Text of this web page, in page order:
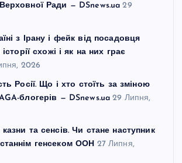
Ради — DSnews.ua 29
з Ірану і фейк від посадовця
історії схожі і як на них грає
2026
Росії. Що і хто стоїть за зміною
блогерів — DSnews.ua 29 Липня,
та сенсів. Чи стане наступник
генсеком ООН 27 Липня,